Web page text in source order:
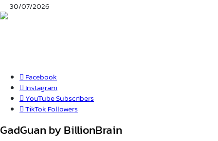
30/07/2026
Facebook
Instagram
YouTubeSubscribers
TikTok Followers
GadGuan by BillionBrain